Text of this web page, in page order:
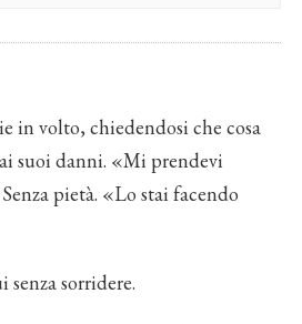
in volto, chiedendosi che cosa
suoi danni. «Mi prendevi
pietà. «Lo stai facendo
sorridere.